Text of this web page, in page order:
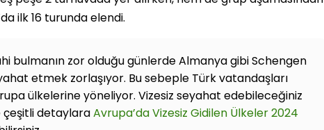
ilk 16 turunda elendi.
bulmanın zor olduğu günlerde Almanya gibi Schengen
etmek zorlaşıyor. Bu sebeple Türk vatandaşları
ülkelerine yöneliyor. Vizesiz seyahat edebileceğiniz
çeşitli detaylaraAvrupa’da Vizesiz Gidilen Ülkeler 2024